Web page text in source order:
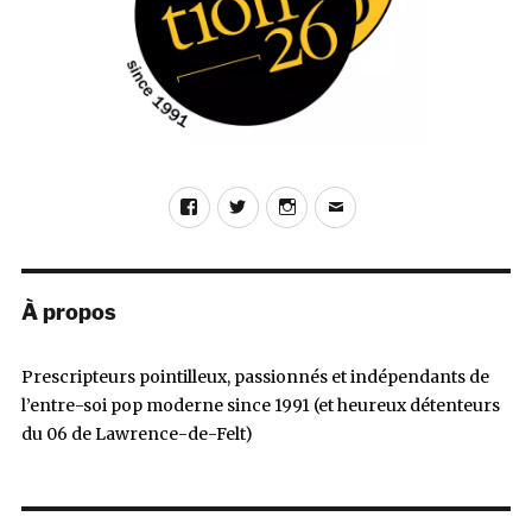
FacebookTwitterInstagram
E-
À propos
Prescripteurs pointilleux, passionnés et indépendants de
l’entre-soi pop moderne since 1991 (et heureux détenteurs
du 06 de Lawrence-de-Felt)